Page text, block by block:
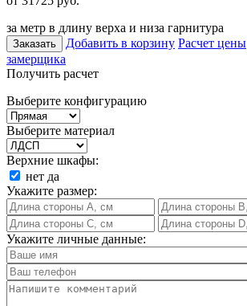
за метр в длину верха и низа гарнитура
Заказать Добавить в корзину Расчет цены
замерщика
Получить расчет
Выберите конфигурацию
Выберите материал
Верхние шкафы:
нет да
Укажите размер:
Укажите личные данные: